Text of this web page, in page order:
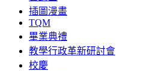
插圖漫畫
TQM
畢業典禮
教學行政革新研討會
校慶